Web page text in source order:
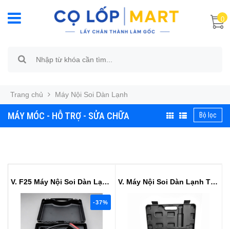
0
Trang chủ Máy Nội Soi Dàn Lạnh
MÁY MÓC - HỖ TRỢ - SỬA CHỮA Bộ lọc
V. F25 Máy Nội Soi Dàn Lạnh Cam ...
-37%
V. Máy Nội Soi Dàn Lạnh Thế Hệ M...